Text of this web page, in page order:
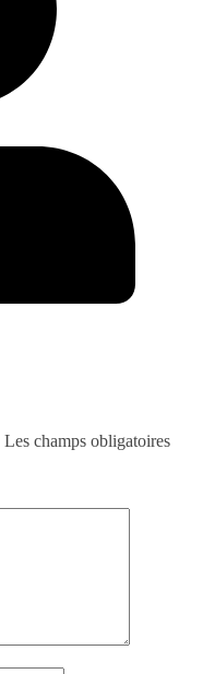
Les champs obligatoires